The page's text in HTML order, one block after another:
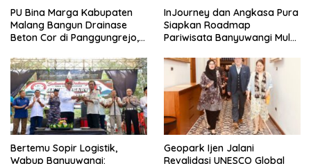
PU Bina Marga Kabupaten
Malang Bangun Drainase
Beton Cor di Panggungrejo,
InJourney dan Angkasa Pura
Siapkan Roadmap
Pariwisata Banyuwangi Mulai
Bertemu Sopir Logistik,
Wabup Banyuwangi:
Geopark Ijen Jalani
Revalidasi UNESCO Global